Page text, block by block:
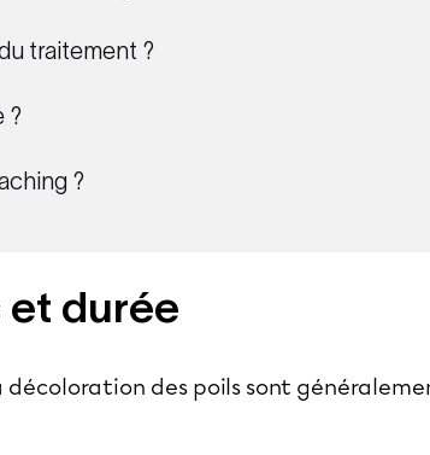
traitement ?
?
?
et durée
décoloration des poils sont